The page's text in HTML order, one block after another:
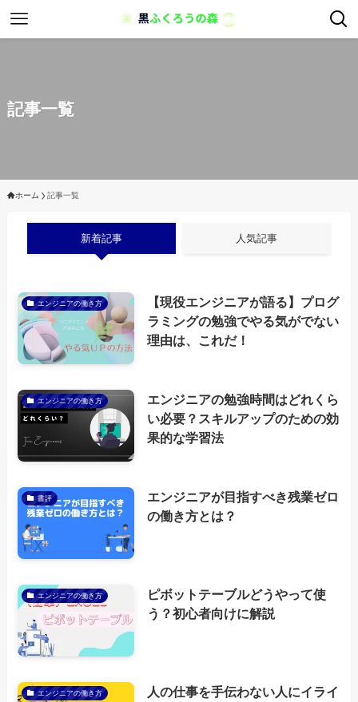
記事一覧
ホーム 記事一覧
新着記事 人気記事
エンジニアの働き方
【現役エンジニアが語る】プログ
ラミングの勉強でやる気がでない
理由は、これだ！
エンジニアの働き方
エンジニアの勉強時間はどれくら
い必要？スキルアップのための効
果的な学習法
書評
エンジニアが目指すべき残業ゼロ
の働き方とは？
エンジニアの働き方
ピボットテーブルどうやって使
う？初心者向けに解説
エンジニアの働き方
人の仕事を手伝わない人にイライ